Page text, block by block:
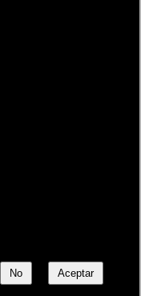
No Aceptar
arte
Dunn
de jefe de utilería)